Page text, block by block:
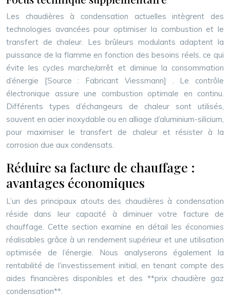
Les chaudières à condensation actuelles intègrent des
technologies avancées pour optimiser la combustion et le
transfert de chaleur. Les brûleurs modulants adaptent la
puissance de la flamme en fonction des besoins réels, ce qui
évite les cycles marche/arrêt et diminue la consommation
d’énergie [Source : Fabricant Viessmann] . Le contrôle
électronique assure une combustion optimale en continu.
Différents types d’échangeurs de chaleur sont utilisés,
souvent en acier inoxydable ou en alliage d’aluminium-silicium,
pour maximiser le transfert de chaleur et résister à la
corrosion due aux condensats.
Réduire sa facture de chauffage :
avantages économiques
L’un des principaux atouts des chaudières à condensation
réside dans leur capacité à diminuer votre facture de
chauffage. Cette section examine en détail les économies
réalisables grâce à un rendement supérieur et une utilisation
optimisée de l’énergie. Nous analyserons également la
rentabilité de l’investissement initial, en tenant compte des
aides financières disponibles et des **prix chaudière gaz
condensation**.